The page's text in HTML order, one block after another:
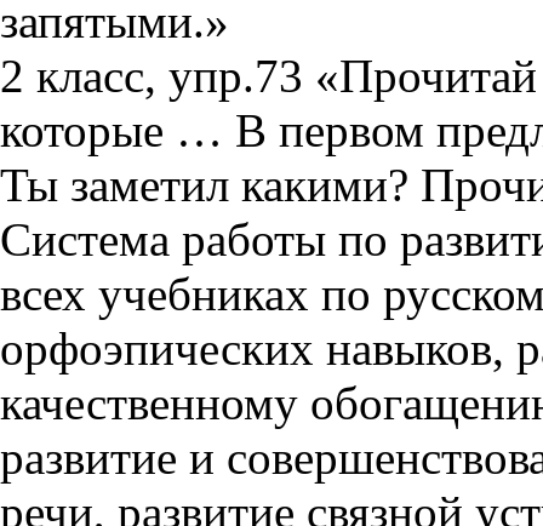
запятыми.»
2 класс, упр.73
которые … В первом
Ты заметил какими?
Система работы по
всех учебниках по
орфоэпических навыков,
качественному
развитие и
речи, развитие связной